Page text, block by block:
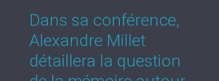
Dans sa conférence,
Alexandre Millet
détaillera la question